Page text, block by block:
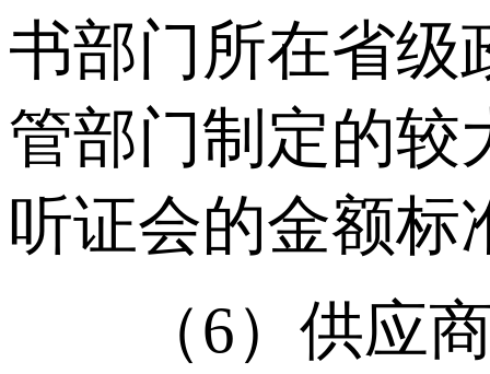
书部门所在省级
管部门制定的较
听证会的金额标
（6）供应商